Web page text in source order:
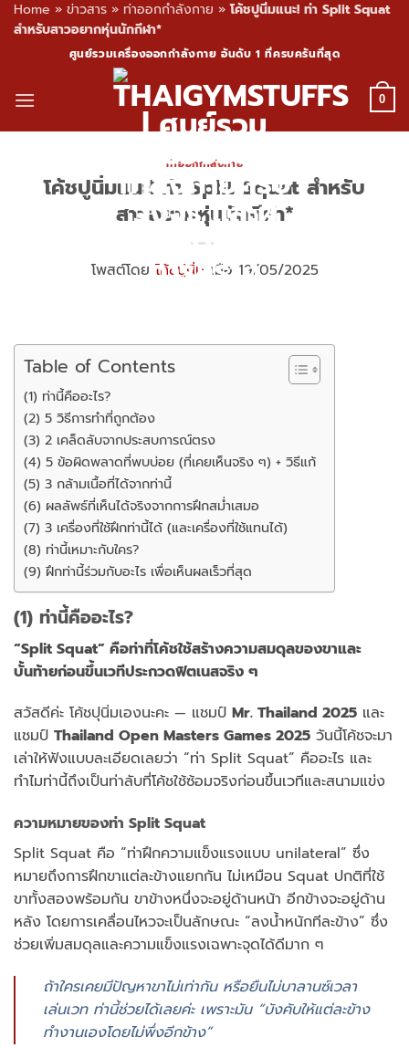
Home » ข่าวสาร » ท่าออกกำลังกาย »โค้ชปูนิ่มแนะ! ท่า Split Squat
สำหรับสาวอยากหุ่นนักกีฬา*
content
ศูนย์รวมเครื่องออกกำลังกาย อันดับ 1 ที่ครบครันที่สุด
0
ท่าออกกำลังกาย
โค้ชปูนิ่มแนะ! ท่า Split Squat สำหรับ
สาวอยากหุ่นนักกีฬา*
โพสต์โดย โค้ชปูนิ่ม เมื่อ 19/05/2025
Table of Contents
(1) ท่านี้คืออะไร?
(2) 5 วิธีการทำที่ถูกต้อง
(3) 2 เคล็ดลับจากประสบการณ์ตรง
(4) 5 ข้อผิดพลาดที่พบบ่อย (ที่เคยเห็นจริง ๆ) + วิธีแก้
(5) 3 กล้ามเนื้อที่ได้จากท่านี้
(6) ผลลัพธ์ที่เห็นได้จริงจากการฝึกสม่ำเสมอ
(7) 3 เครื่องที่ใช้ฝึกท่านี้ได้ (และเครื่องที่ใช้แทนได้)
(8) ท่านี้เหมาะกับใคร?
(9) ฝึกท่านี้ร่วมกับอะไร เพื่อเห็นผลเร็วที่สุด
(1) ท่านี้คืออะไร?
“Split Squat” คือท่าที่โค้ชใช้สร้างความสมดุลของขาและ
บั้นท้ายก่อนขึ้นเวทีประกวดฟิตเนสจริง ๆ
สวัสดีค่ะ โค้ชปุนิ่มเองนะคะ — แชมป์ Mr. Thailand 2025 และ
แชมป์ Thailand Open Masters Games 2025 วันนี้โค้ชจะมา
เล่าให้ฟังแบบละเอียดเลยว่า “ท่า Split Squat” คืออะไร และ
ทำไมท่านี้ถึงเป็นท่าลับที่โค้ชใช้ซ้อมจริงก่อนขึ้นเวทีและสนามแข่ง
ความหมายของท่า Split Squat
Split Squat คือ “ท่าฝึกความแข็งแรงแบบ unilateral” ซึ่ง
หมายถึงการฝึกขาแต่ละข้างแยกกัน ไม่เหมือน Squat ปกติที่ใช้
ขาทั้งสองพร้อมกัน ขาข้างหนึ่งจะอยู่ด้านหน้า อีกข้างจะอยู่ด้าน
หลัง โดยการเคลื่อนไหวจะเป็นลักษณะ “ลงน้ำหนักทีละข้าง” ซึ่ง
ช่วยเพิ่มสมดุลและความแข็งแรงเฉพาะจุดได้ดีมาก ๆ
ถ้าใครเคยมีปัญหาขาไม่เท่ากัน หรือยืนไม่บาลานซ์เวลา
เล่นเวท ท่านี้ช่วยได้เลยค่ะ เพราะมัน “บังคับให้แต่ละข้าง
ทำงานเองโดยไม่พึ่งอีกข้าง”